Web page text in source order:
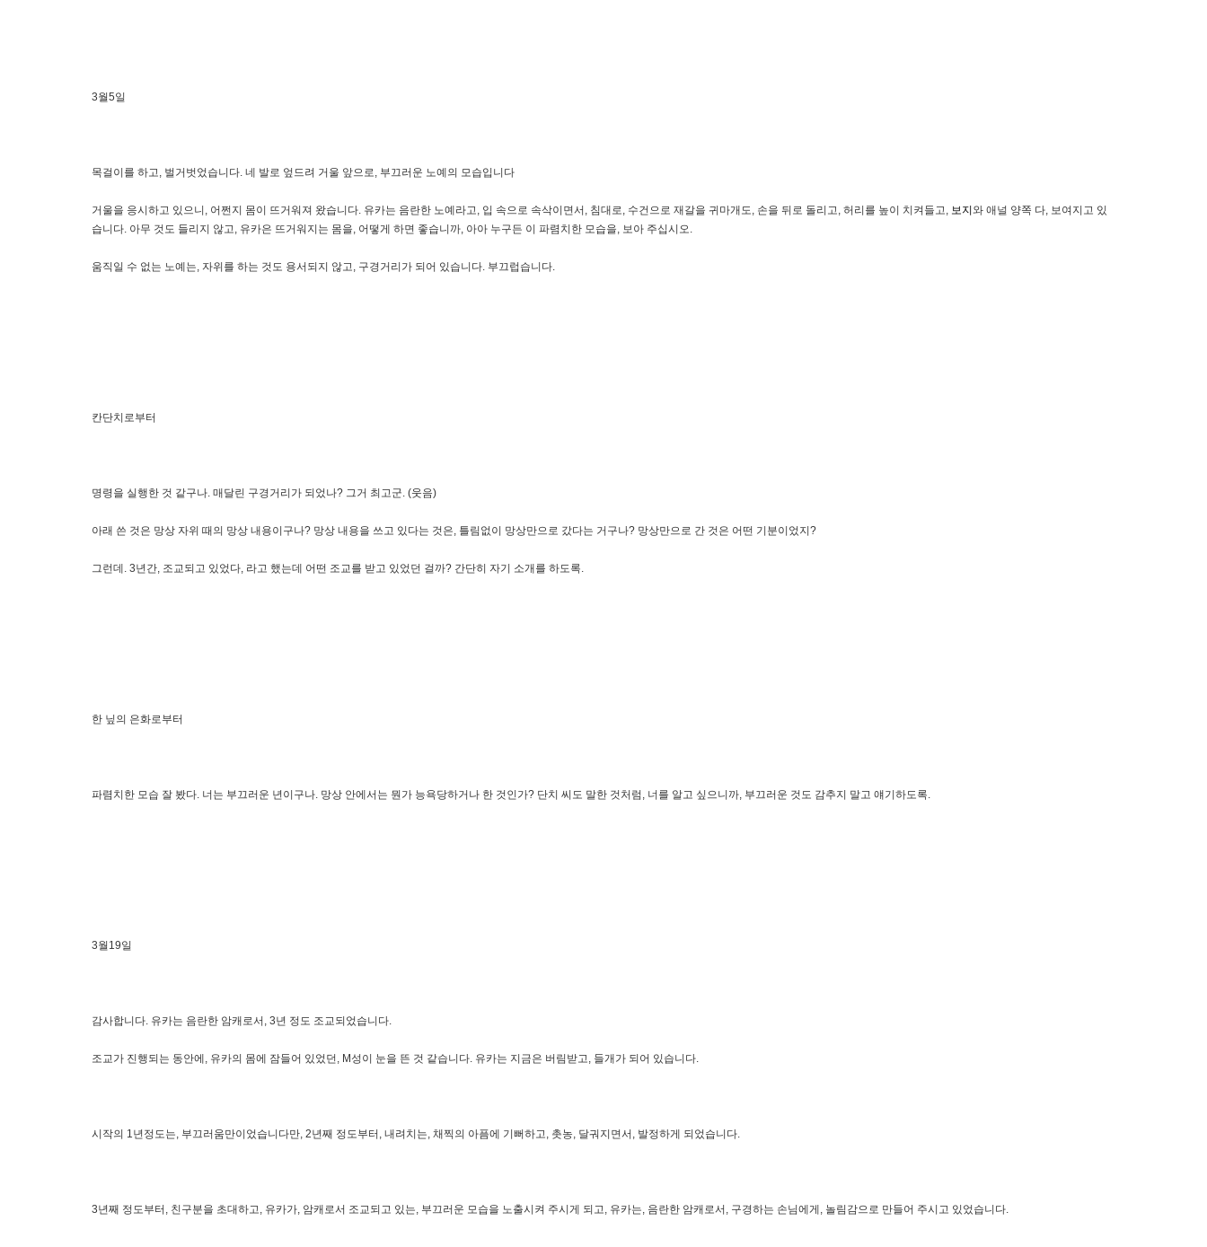
3월5일
목걸이를 하고, 벌거벗었습니다. 네 발로 엎드려 거울 앞으로, 부끄러운 노예의 모습입니다
거울을 응시하고 있으니, 어쩐지 몸이 뜨거워져 왔습니다. 유카는 음란한 노예라고, 입 속으로 속삭이면서, 침대로, 수건으로 재갈을 귀마개도, 손을 뒤로 돌리고, 허리를 높이 치켜들고, 보지 와 애널 양쪽 다, 보여지고 있
습니다. 아무 것도 들리지 않고, 유카은 뜨거워지는 몸을, 어떻게 하면 좋습니까, 아아 누구든 이 파렴치한 모습을, 보아 주십시오.
움직일 수 없는 노예는, 자위를 하는 것도 용서되지 않고, 구경거리가 되어 있습니다. 부끄럽습니다.
칸단치로부터
명령을 실행한 것 같구나. 매달린 구경거리가 되었나? 그거 최고군. (웃음)
아래 쓴 것은 망상 자위 때의 망상 내용이구나? 망상 내용을 쓰고 있다는 것은, 틀림없이 망상만으로 갔다는 거구나? 망상만으로 간 것은 어떤 기분이었지?
그런데. 3년간, 조교되고 있었다, 라고 했는데 어떤 조교를 받고 있었던 걸까? 간단히 자기 소개를 하도록.
한 닢의 은화로부터
파렴치한 모습 잘 봤다. 너는 부끄러운 년이구나. 망상 안에서는 뭔가 능욕당하거나 한 것인가? 단치 씨도 말한 것처럼, 너를 알고 싶으니까, 부끄러운 것도 감추지 말고 얘기하도록.
3월19일
감사합니다. 유카는 음란한 암캐로서, 3년 정도 조교되었습니다.
조교가 진행되는 동안에, 유카의 몸에 잠들어 있었던, M성이 눈을 뜬 것 같습니다. 유카는 지금은 버림받고, 들개가 되어 있습니다.
시작의 1년정도는, 부끄러움만이었습니다만, 2년째 정도부터, 내려치는, 채찍의 아픔에 기뻐하고, 촛농, 달궈지면서, 발정하게 되었습니다.
3년째 정도부터, 친구분을 초대하고, 유카가, 암캐로서 조교되고 있는, 부끄러운 모습을 노출시켜 주시게 되고, 유카는, 음란한 암캐로서, 구경하는 손님에게, 놀림감으로 만들어 주시고 있었습니다.